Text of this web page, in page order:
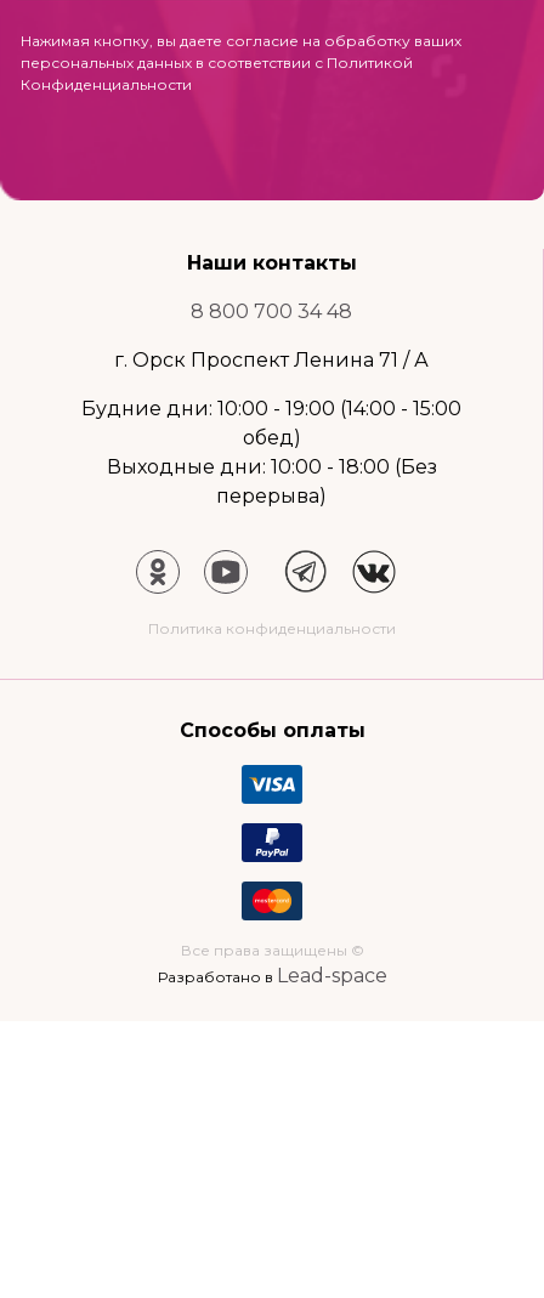
Нажимая кнопку, вы даете согласие на обработку ваших
персональных данных в соответствии с Политикой
Конфиденциальности
Наши контакты
8 800 700 34 48
г. Орск Проспект Ленина 71 / А
Будние дни: 10:00 - 19:00 (14:00 - 15:00
обед)
Выходные дни: 10:00 - 18:00 (Без
перерыва)
Политика конфиденциальности
Способы оплаты
Все права защищены ©
Разработано в Lead-space